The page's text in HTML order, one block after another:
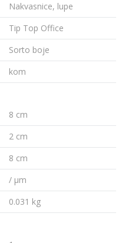
Nakvasnice, lupe
Tip Top Office
Sorto boje
kom
8 cm
2 cm
8 cm
/ µm
0.031 kg